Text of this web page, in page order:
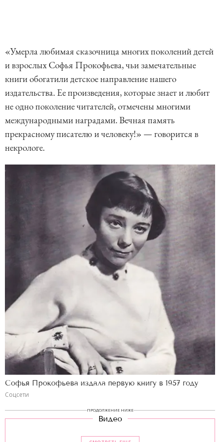
«Умерла любимая сказочница многих поколений детей
и взрослых Софья Прокофьева, чьи замечательные
книги обогатили детское направление нашего
издательства. Ее произведения, которые знает и любит
не одно поколение читателей, отмечены многими
международными наградами. Вечная память
прекрасному писателю и человеку!» — говорится в
некрологе.
Софья Прокофьева издала первую книгу в 1957 году
Соцсети
ПРОДОЛЖЕНИЕ НИЖЕ
Видео